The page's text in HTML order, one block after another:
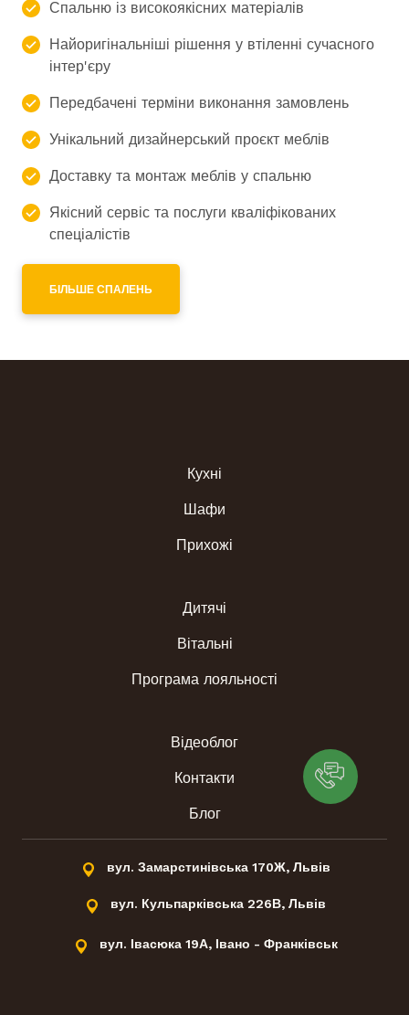
Спальню із високоякісних матеріалів
Найоригінальніші рішення у втіленні сучасного
інтер'єру
Передбачені терміни виконання замовлень
Унікальний дизайнерський проєкт меблів
Доставку та монтаж меблів у спальню
Якісний сервіс та послуги кваліфікованих
спеціалістів
БІЛЬШЕ СПАЛЕНЬ
Кухні
Шафи
Прихожі
Дитячі
Вітальні
Програма лояльності
Відеоблог
Контакти
Блог
вул. Замарстинівська 170Ж, Львів
вул. Кульпарківська 226В, Львів
вул. Івасюка 19А, Івано - Франківськ